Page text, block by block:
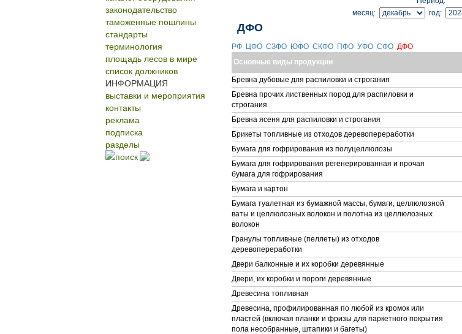
законодательство
таможенные пошлины
стандарты
терминология
площадь лесов в мире
список должников
ИНФОРМАЦИЯ
выставки и мероприятия
контакты
реклама
подписка
разделы
поиск
месяц:
год:
ДФО
РФ ЦФО СЗФО ЮФО СКФО ПФО УФО СФО ДФО
Основные виды продукции
Бревна дубовые для распиловки и строгания
Бревна прочих лиственных пород для распиловки и
строгания
Бревна ясеня для распиловки и строгания
Брикеты топливные из отходов деревопереработки
Бумага для гофрирования из полуцеллюлозы
Бумага для гофрирования регенерированная и прочая
бумага для гофрирования
Бумага и картон
Бумага туалетная из бумажной массы, бумаги, целлюлозной
ваты и целлюлозных волокон и полотна из целлюлозных
волокон
Гранулы топливные (пеллеты) из отходов
деревопереработки
Двери балконные и их коробки деревянные
Двери, их коробки и пороги деревянные
Древесина топливная
Древесина, профилированная по любой из кромок или
пластей (включая планки и фризы для паркетного покрытия
пола несобранные, штапики и багеты)